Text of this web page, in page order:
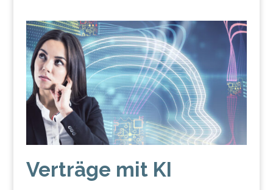
Verträge mit KI